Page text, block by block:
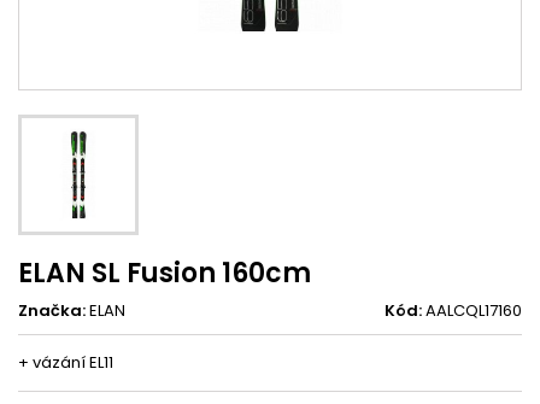
ELAN SL Fusion 160cm
Značka:ELAN Kód:AALCQL17160
+ vázání EL11